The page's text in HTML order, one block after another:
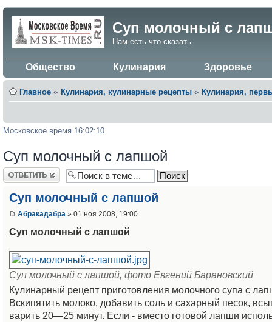
Суп молочный с
Нам есть что сказать
Общество Кулинария Здоровье
Главное ‹· Кулинария, кулинарные рецепты ‹· Кулинария,
Московское время 16:02:10
Суп молочный с лапшой
Ответить
Суп молочный с лапшой
Абракадабра » 01 ноя 2008, 19:00
Суп молочный с лапшой
Суп молочный с лапшой, фото Евгений Барановский
Кулинарный рецепт приготовления молочного супа с
Вскипятить молоко, добавить соль и сахарный песок,
варить 20—25 минут. Если - вместо готовой лапши